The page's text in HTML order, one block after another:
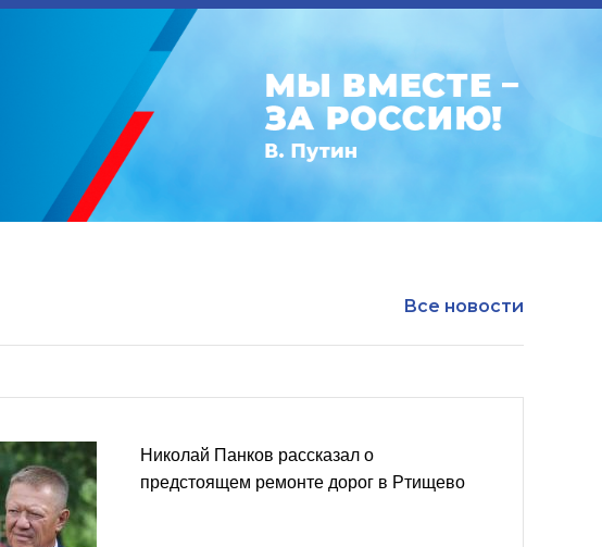
Все новости
Николай Панков рассказал о
предстоящем ремонте дорог в Ртищево